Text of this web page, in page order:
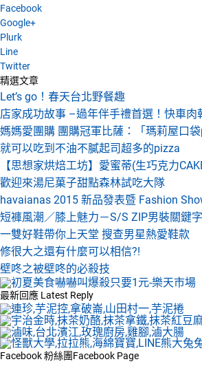
Facebook
Google+
Plurk
Line
Twitter
精選文章
Let’s go！春天台北野餐趣
店家成功故事 –過年伴手禮首選！快車肉
媽媽愛團購 團購冠軍比薩：「瑪莉屋口
就可以吃到不油不膩起司超多的pizza
【思想家烘焙工坊】愛蜜蒂(生巧克力
歡迎來湯尼菓子甜點森林試吃大隊
havaianas 2015 新品發表暨 Fashion
短褲風潮／膝上魅力－S/S ZIP男裝關鍵字
一雙好鞋帶你上天堂 搜查男星熱愛鞋款
修很大之還有什麼可以相信?!
壁咚之被壁咚的必殺技
最新回應 Latest Reply
Facebook 粉絲團Facebook Page